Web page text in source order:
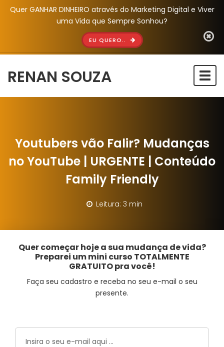
Quer GANHAR DINHEIRO através do Marketing Digital e Viver
uma Vida que Sempre Sonhou?
EU QUERO..
RENAN SOUZA
Youtubers vão Falir? Mudanças
no YouTube | URGENTE | Conteúdo
Family Friendly
Leitura: 3 min
Quer começar hoje a sua mudança de vida?
Preparei um mini curso TOTALMENTE
GRATUITO pra você!
Faça seu cadastro e receba no seu e-mail o seu
presente.